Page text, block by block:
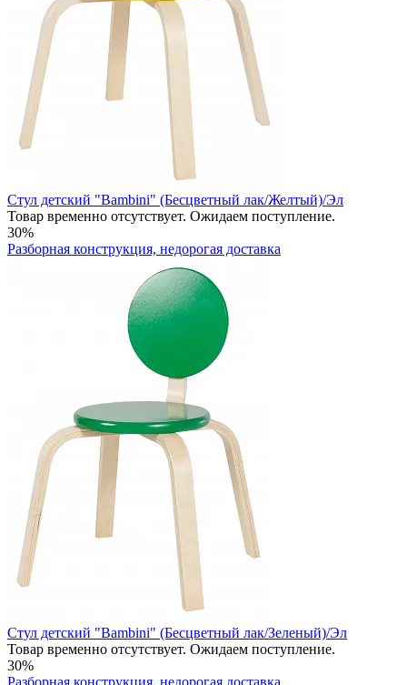
Стул детский "Bambini" (Бесцветный лак/Желтый)/Эл
Товар временно отсутствует. Ожидаем поступление.
30%
Разборная конструкция, недорогая доставка
Стул детский "Bambini" (Бесцветный лак/Зеленый)/Эл
Товар временно отсутствует. Ожидаем поступление.
30%
Разборная конструкция, недорогая доставка